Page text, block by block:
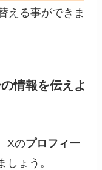
える事ができま
情報を伝えよ
Xのプロフィー
しょう。